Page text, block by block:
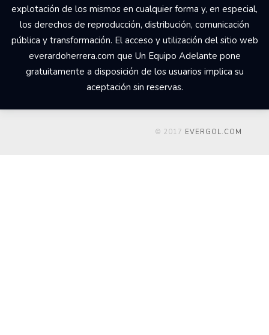
explotación de los mismos en cualquier forma y, en especial,
los derechos de reproducción, distribución, comunicación
pública y transformación. El acceso y utilización del sitio web
everardoherrera.com que Un Equipo Adelante pone
gratuitamente a disposición de los usuarios implica su
aceptación sin reservas.
© 2017 EVERGOL.COM